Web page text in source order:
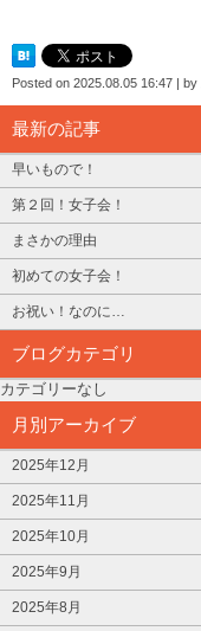
Posted on 2025.08.05 16:47 | by
最新の記事
早いもので！
第２回！女子会！
まさかの理由
初めての女子会！
お祝い！なのに…
ブログカテゴリ
カテゴリーなし
月別アーカイブ
2025年12月
2025年11月
2025年10月
2025年9月
2025年8月